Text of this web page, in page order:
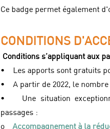
Ce badge permet également
CONDITIONS
Conditions s’appliquant aux
• Les apports sont gratuits
• A partir de 2022, le nombre
• Une situation
passages :
o
Accompagnement à la